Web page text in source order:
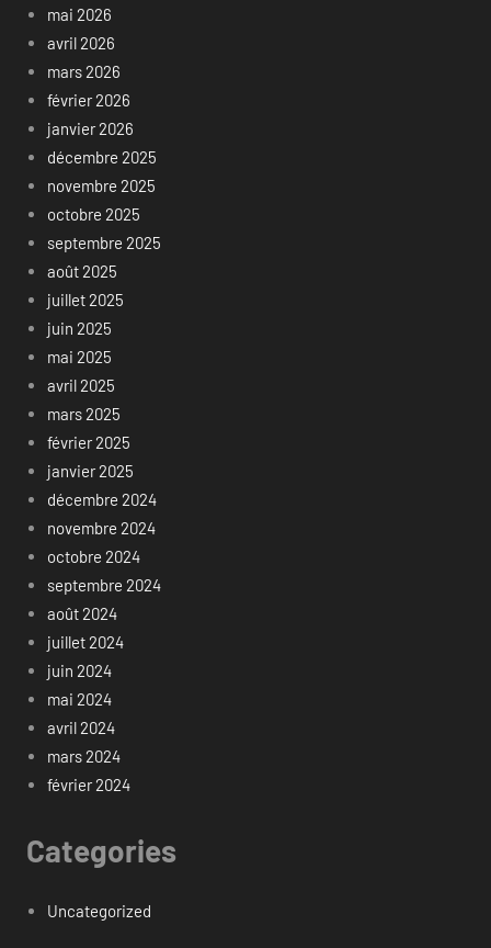
mai 2026
avril 2026
mars 2026
février 2026
janvier 2026
décembre 2025
novembre 2025
octobre 2025
septembre 2025
août 2025
juillet 2025
juin 2025
mai 2025
avril 2025
mars 2025
février 2025
janvier 2025
décembre 2024
novembre 2024
octobre 2024
septembre 2024
août 2024
juillet 2024
juin 2024
mai 2024
avril 2024
mars 2024
février 2024
Categories
Uncategorized